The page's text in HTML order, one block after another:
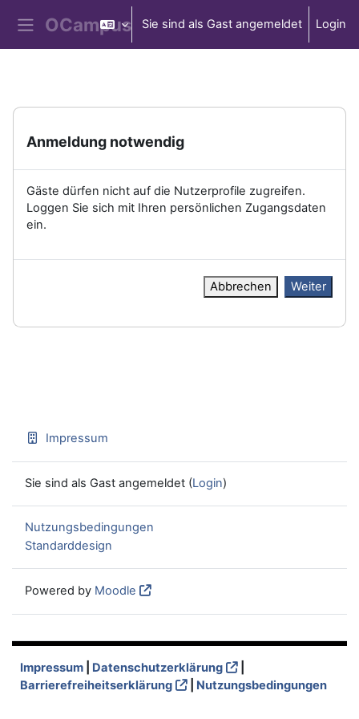
Website-Übersicht
Sie sind als Gast angemeldet Login
Anmeldung notwendig
Gäste dürfen nicht auf die Nutzerprofile zugreifen.
Loggen Sie sich mit Ihren persönlichen Zugangsdaten
ein.
Abbrechen Weiter
Impressum
Sie sind als Gast angemeldet (Login)
Nutzungsbedingungen
Standarddesign
Powered by Moodle
Impressum Datenschutzerklärung
Barrierefreiheitserklärung
Nutzungsbedingungen